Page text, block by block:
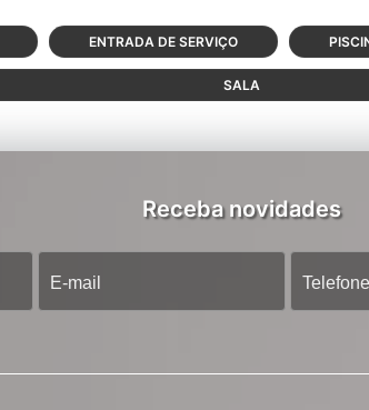
ENTRADA DE SERVIÇO
SALA
Receba novidades